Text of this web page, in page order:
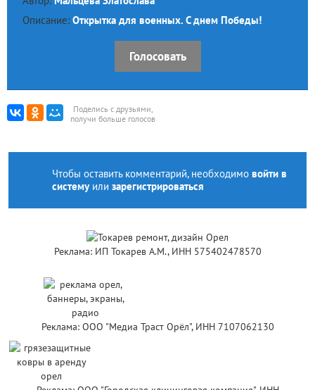
Описание: Открытка для военных. С днем Победы!
Голосовать
Поделись с друзьями,
получи больше голосов
Чтобы оставить комментарий, необходимо войти в
системуили зарегистрироваться
Реклама: ИП Токарев А.М., ИНН 575402478570
Реклама: ООО "Медиа Траст Орёл", ИНН 7107062130